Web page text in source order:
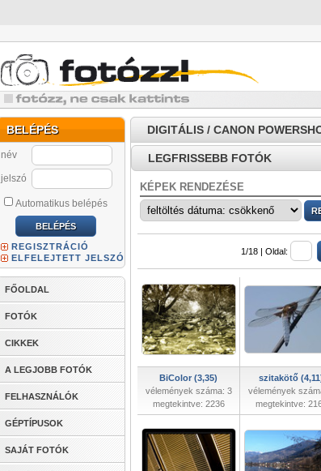
BELÉPÉS
név
jelszó
Automatikus belépés
REGISZTRÁCIÓ
ELFELEJTETT JELSZÓ
FŐOLDAL
FOTÓK
CIKKEK
A LEGJOBB FOTÓK
FELHASZNÁLÓK
GÉPTÍPUSOK
SAJÁT FOTÓK
DIGITÁLIS / CANON
LEGFRISSEBB FOTÓK
KÉPEK RENDEZÉSE
1/18 | Oldal:
BiColor (3,35)
vélemények száma: 3
megtekintve: 2236
szitakötő
vélemények
megtekintve: